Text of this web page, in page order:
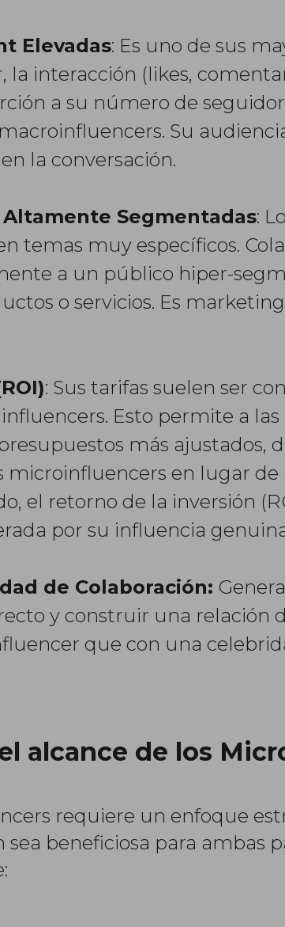
Elevadas: Es uno de sus
interacción (likes,
a su número de
Su
la conversación.
Segmentadas:
temas muy específicos.
a un público hiper-
o servicios. Es
: Sus tarifas suelen ser
Esto permite a
más ajustados,
microinfluencers en lugar
el retorno de la inversión
por su influencia
de Colaboración:
y construir una relación
que con una
alcance de los
requiere un enfoque
sea beneficiosa para ambas